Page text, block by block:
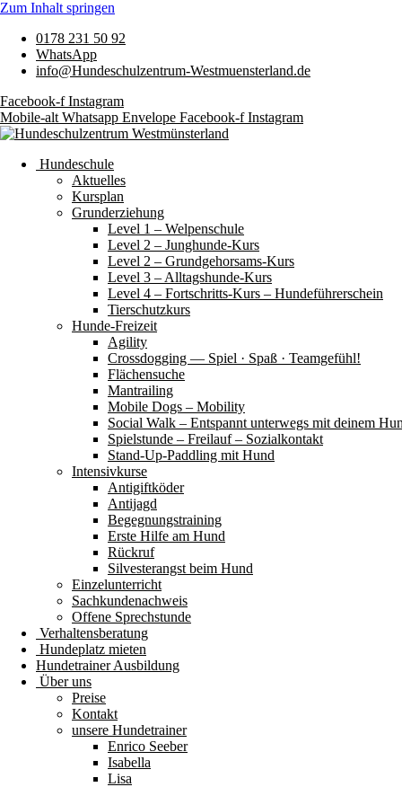
Zum Inhalt springen
0178 231 50 92
WhatsApp
info@Hundeschulzentrum-Westmuensterland.de
Facebook-f Instagram
Mobile-alt Whatsapp Envelope Facebook-f Instagram
Hundeschule
Aktuelles
Kursplan
Grunderziehung
Level 1 – Welpenschule
Level 2 – Junghunde-Kurs
Level 2 – Grundgehorsams-Kurs
Level 3 – Alltagshunde-Kurs
Level 4 – Fortschritts-Kurs – Hundeführerschein
Tierschutzkurs
Hunde-Freizeit
Agility
Crossdogging — Spiel · Spaß · Teamgefühl!
Flächensuche
Mantrailing
Mobile Dogs – Mobility
Social Walk – Entspannt unterwegs mit deinem
Spielstunde – Freilauf – Sozialkontakt
Stand-Up-Paddling mit Hund
Intensivkurse
Antigiftköder
Antijagd
Begegnungstraining
Erste Hilfe am Hund
Rückruf
Silvesterangst beim Hund
Einzelunterricht
Sachkundenachweis
Offene Sprechstunde
Verhaltensberatung
Hundeplatz mieten
Hundetrainer Ausbildung
Über uns
Preise
Kontakt
unsere Hundetrainer
Enrico Seeber
Isabella
Lisa